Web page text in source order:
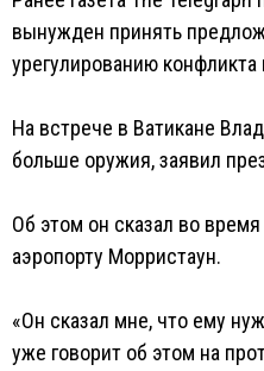
вынужден принять
урегулированию конфликта
На встрече в Ватикане
больше оружия, заявил
Об этом он сказал во
аэропорту Морристаун.
«Он сказал мне, что ему
уже говорит об этом на